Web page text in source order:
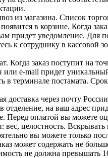
из магазина. Список
в корзине. Когда
придет уведомление. Для
к сотруднику в кассовой
Когда заказ поступит на
или e-mail придет
в терминале постамата.
доставка через почту
отделение, на ваш адрес
Перед оплатой вы можете
вес, целостность. Вскрывать
вы можете только
может содержать не
не должна превышать